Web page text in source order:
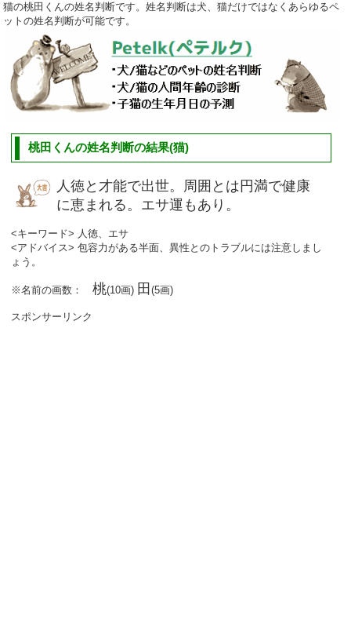
猫の桃田くんの姓名判断です。姓名判断は犬、猫だけではなくあらゆるペ
ットの姓名判断が可能です。
桃田くんの姓名判断の結果(猫)
人徳と才能で出世。周囲とは円満で健康
に恵まれる。エサ運もあり。
<キーワード> 人徳、エサ
<アドバイス> 包容力がある半面、異性とのトラブルには注意しまし
ょう。
※名前の画数：桃(10画) 田(5画)
スポンサーリンク